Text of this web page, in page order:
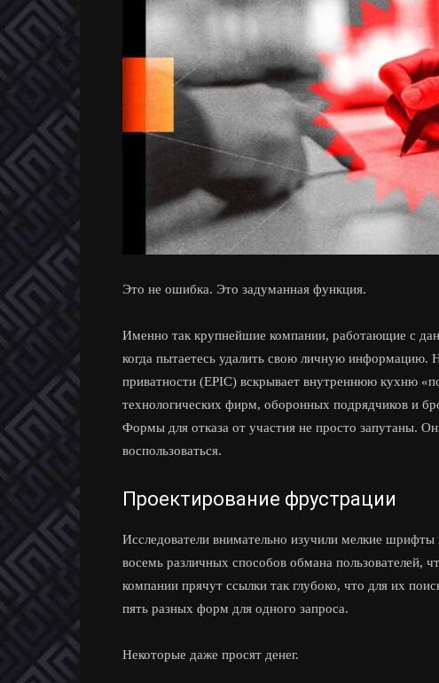
Это не ошибка. Это задуманная функция.
Именно так крупнейшие компании, работающие с
когда пытаетесь удалить свою личную информацию.
приватности (EPIC) вскрывает внутреннюю кухню
технологических фирм, оборонных подрядчиков и
Формы для отказа от участия не просто запутаны.
воспользоваться.
Проектирование фрустрации
Исследователи внимательно изучили мелкие
восемь различных способов обмана пользователей,
компании прячут ссылки так глубоко, что для их
пять разных форм для одного запроса.
Некоторые даже просят денег.